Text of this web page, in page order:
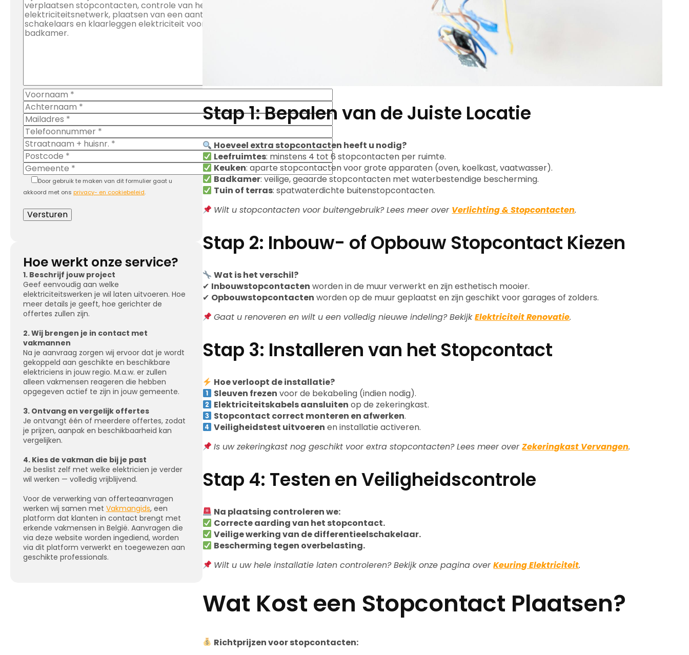
Door gebruik te maken van dit formulier gaat u
akkoord met ons privacy- en cookiebeleid.
Hoe werkt onze service?
1. Beschrijf jouw project
Geef eenvoudig aan welke
elektriciteitswerken je wil laten uitvoeren. Hoe
meer details je geeft, hoe gerichter de
offertes zullen zijn.
2. Wij brengen je in contact met
vakmannen
Na je aanvraag zorgen wij ervoor dat je wordt
gekoppeld aan geschikte en beschikbare
elektriciens in jouw regio. M.a.w. er zullen
alleen vakmensen reageren die hebben
opgegeven actief te zijn in jouw gemeente.
3. Ontvang en vergelijk offertes
Je ontvangt één of meerdere offertes, zodat
je prijzen, aanpak en beschikbaarheid kan
vergelijken.
4. Kies de vakman die bij je past
Je beslist zelf met welke elektricien je verder
wil werken — volledig vrijblijvend.
Voor de verwerking van offerteaanvragen
werken wij samen met Vakmangids, een
platform dat klanten in contact brengt met
erkende vakmensen in België. Aanvragen die
via deze website worden ingediend, worden
via dit platform verwerkt en toegewezen aan
geschikte professionals.
Stap 1: Bepalen van de Juiste Locatie
Hoeveel extra stopcontacten heeft u nodig?
Leefruimtes: minstens 4 tot 6 stopcontacten per ruimte.
Keuken: aparte stopcontacten voor grote apparaten (oven, koelkast, vaatwasser).
Badkamer: veilige, geaarde stopcontacten met waterbestendige bescherming.
Tuin of terras: spatwaterdichte buitenstopcontacten.
Wilt u stopcontacten voor buitengebruik? Lees meer over Verlichting & Stopcontacten.
Stap 2: Inbouw- of Opbouw Stopcontact Kiezen
Wat is het verschil?
✔ Inbouwstopcontacten worden in de muur verwerkt en zijn esthetisch mooier.
✔ Opbouwstopcontacten worden op de muur geplaatst en zijn geschikt voor garages of zolders.
Gaat u renoveren en wilt u een volledig nieuwe indeling? BekijkElektriciteit Renovatie.
Stap 3: Installeren van het Stopcontact
Hoe verloopt de installatie?
Sleuven frezen voor de bekabeling (indien nodig).
Elektriciteitskabels aansluiten op de zekeringkast.
Stopcontact correct monteren en afwerken.
Veiligheidstest uitvoeren en installatie activeren.
Is uw zekeringkast nog geschikt voor extra stopcontacten? Lees meer overZekeringkast Vervangen.
Stap 4: Testen en Veiligheidscontrole
Na plaatsing controleren we:
Correcte aarding van het stopcontact.
Veilige werking van de differentieelschakelaar.
Bescherming tegen overbelasting.
Wilt u uw hele installatie laten controleren? Bekijk onze pagina overKeuring Elektriciteit.
Wat Kost een Stopcontact Plaatsen?
Richtprijzen voor stopcontacten: